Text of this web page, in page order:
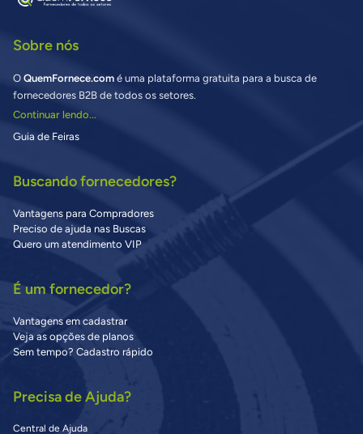
Sobre nós
O QuemFornece.com é uma plataforma gratuita para a busca de
fornecedores B2B de todos os setores.
Continuar lendo...
Guia de Feiras
Buscando fornecedores?
Vantagens para Compradores
Preciso de ajuda nas Buscas
Quero um atendimento VIP
É um fornecedor?
Vantagens em cadastrar
Veja as opções de planos
Sem tempo? Cadastro rápido
Precisa de Ajuda?
Central de Ajuda